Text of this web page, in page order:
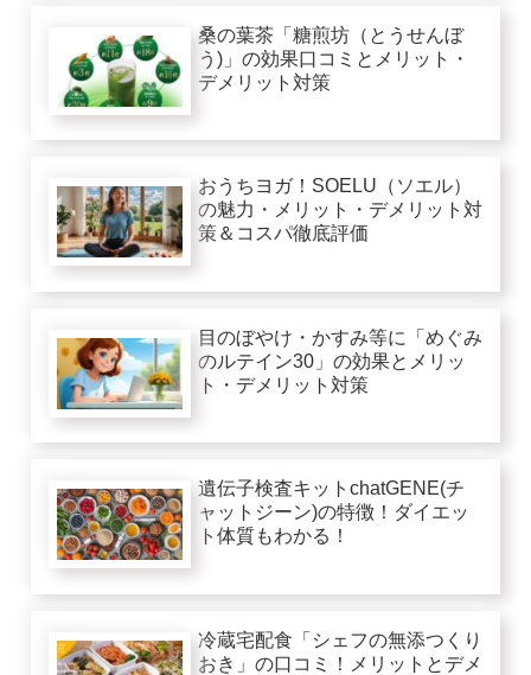
桑の葉茶「糖煎坊（とうせんぼ
う)」の効果口コミとメリット・
デメリット対策
おうちヨガ！SOELU（ソエル）
の魅力・メリット・デメリット対
策＆コスパ徹底評価
目のぼやけ・かすみ等に「めぐみ
のルテイン30」の効果とメリッ
ト・デメリット対策
遺伝子検査キットchatGENE(チ
ャットジーン)の特徴！ダイエッ
ト体質もわかる！
冷蔵宅配食「シェフの無添つくり
おき」の口コミ！メリットとデメ